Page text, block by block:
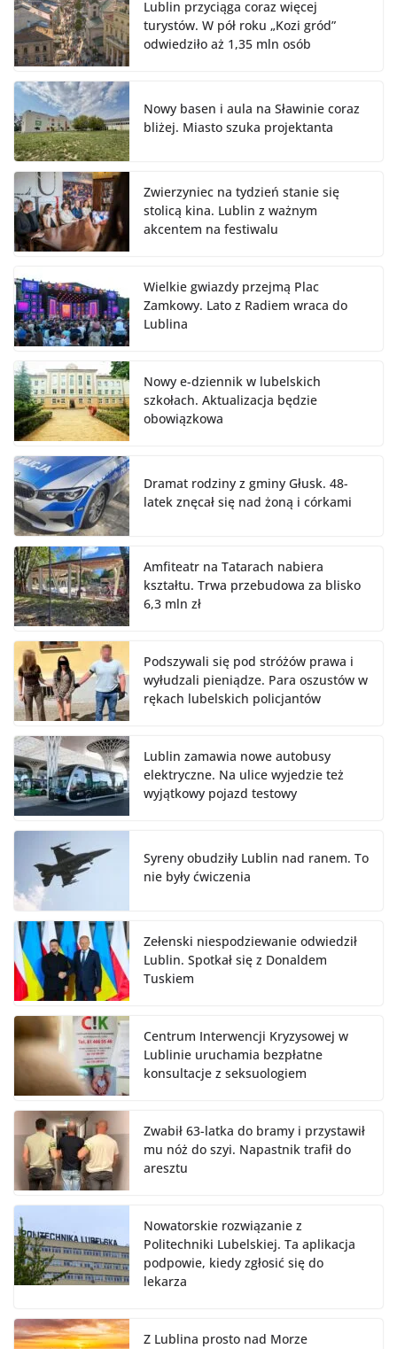
Lublin przyciąga coraz więcej
turystów. W pół roku „Kozi gród”
odwiedziło aż 1,35 mln osób
Nowy basen i aula na Sławinie coraz
bliżej. Miasto szuka projektanta
Zwierzyniec na tydzień stanie się
stolicą kina. Lublin z ważnym
akcentem na festiwalu
Wielkie gwiazdy przejmą Plac
Zamkowy. Lato z Radiem wraca do
Lublina
Nowy e-dziennik w lubelskich
szkołach. Aktualizacja będzie
obowiązkowa
Dramat rodziny z gminy Głusk. 48-
latek znęcał się nad żoną i córkami
Amfiteatr na Tatarach nabiera
kształtu. Trwa przebudowa za blisko
6,3 mln zł
Podszywali się pod stróżów prawa i
wyłudzali pieniądze. Para oszustów w
rękach lubelskich policjantów
Lublin zamawia nowe autobusy
elektryczne. Na ulice wyjedzie też
wyjątkowy pojazd testowy
Syreny obudziły Lublin nad ranem. To
nie były ćwiczenia
Zełenski niespodziewanie odwiedził
Lublin. Spotkał się z Donaldem
Tuskiem
Centrum Interwencji Kryzysowej w
Lublinie uruchamia bezpłatne
konsultacje z seksuologiem
Zwabił 63-latka do bramy i przystawił
mu nóż do szyi. Napastnik trafił do
aresztu
Nowatorskie rozwiązanie z
Politechniki Lubelskiej. Ta aplikacja
podpowie, kiedy zgłosić się do
lekarza
Z Lublina prosto nad Morze